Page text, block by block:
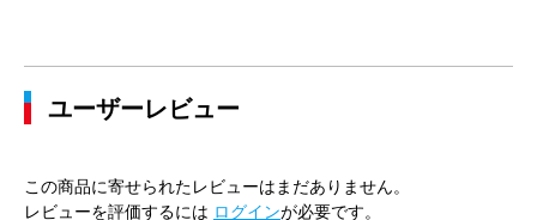
ユーザーレビュー
この商品に寄せられたレビューはまだありません。
レビューを評価するには ログインが必要です。